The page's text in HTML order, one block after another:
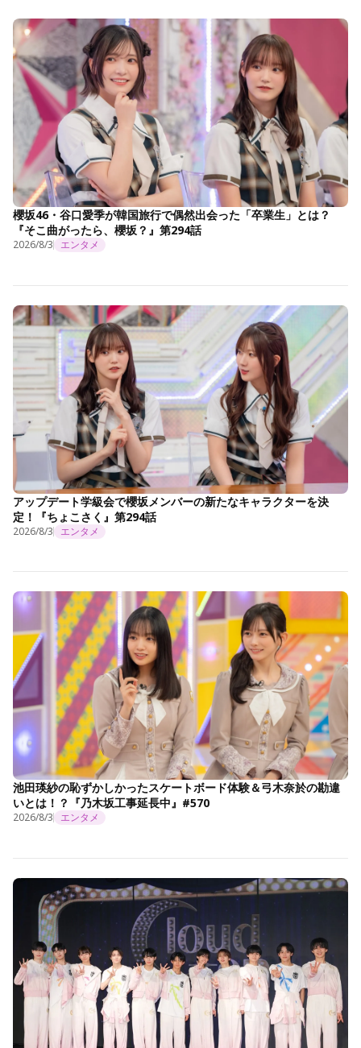
櫻坂46・谷口愛季が韓国旅行で偶然出会った「卒業生」とは？
『そこ曲がったら、櫻坂？』第294話
2026/8/3 エンタメ
アップデート学級会で櫻坂メンバーの新たなキャラクターを決
定！『ちょこさく』第294話
2026/8/3 エンタメ
池田瑛紗の恥ずかしかったスケートボード体験＆弓木奈於の勘違
いとは！？『乃木坂工事延長中』#570
2026/8/3 エンタメ